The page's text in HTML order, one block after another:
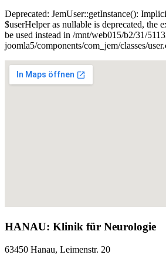
Deprecated: JemUser::getInstance():
$userHelper as nullable is deprecated, the
be used instead in /mnt/web015/b2/31/
joomla5/components/com_jem/classes/
HANAU: Klinik für Neurologie
63450 Hanau, Leimenstr. 20